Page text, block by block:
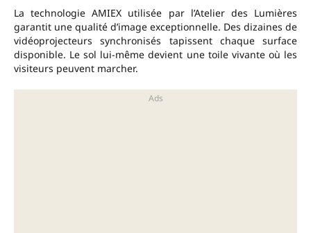
La technologie AMIEX utilisée par l’Atelier des Lumières
garantit une qualité d’image exceptionnelle. Des dizaines de
vidéoprojecteurs synchronisés tapissent chaque surface
disponible. Le sol lui-même devient une toile vivante où les
visiteurs peuvent marcher.